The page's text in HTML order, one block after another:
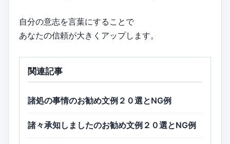
自分の意志を言葉にすることで
あなたの信頼が大きくアップします。
関連記事
諸処の事情のお勧め文例２０選とNG例
諸々承知しましたのお勧め文例２０選とNG例